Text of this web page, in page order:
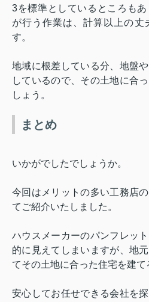
3を標準としているところも
が行う作業は、計算以上の丈
す。
地域に根差している分、地盤
しているので、その土地に合
しょう。
まとめ
いかがでしたでしょうか。
今回はメリットの多い工務店
てご紹介いたしました。
ハウスメーカーのパンフレッ
的に見えてしまいますが、地
てその土地に合った住宅を建て
安心してお任せできる会社を